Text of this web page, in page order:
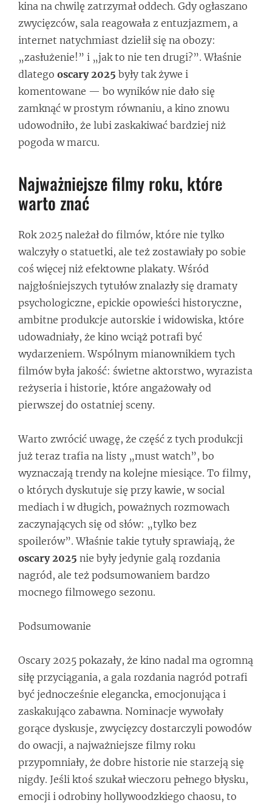
kina na chwilę zatrzymał oddech. Gdy ogłaszano
zwycięzców, sala reagowała z entuzjazmem, a
internet natychmiast dzielił się na obozy:
„zasłużenie!” i „jak to nie ten drugi?”. Właśnie
dlatego oscary 2025 były tak żywe i
komentowane — bo wyników nie dało się
zamknąć w prostym równaniu, a kino znowu
udowodniło, że lubi zaskakiwać bardziej niż
pogoda w marcu.
Najważniejsze filmy roku, które
warto znać
Rok 2025 należał do filmów, które nie tylko
walczyły o statuetki, ale też zostawiały po sobie
coś więcej niż efektowne plakaty. Wśród
najgłośniejszych tytułów znalazły się dramaty
psychologiczne, epickie opowieści historyczne,
ambitne produkcje autorskie i widowiska, które
udowadniały, że kino wciąż potrafi być
wydarzeniem. Wspólnym mianownikiem tych
filmów była jakość: świetne aktorstwo, wyrazista
reżyseria i historie, które angażowały od
pierwszej do ostatniej sceny.
Warto zwrócić uwagę, że część z tych produkcji
już teraz trafia na listy „must watch”, bo
wyznaczają trendy na kolejne miesiące. To filmy,
o których dyskutuje się przy kawie, w social
mediach i w długich, poważnych rozmowach
zaczynających się od słów: „tylko bez
spoilerów”. Właśnie takie tytuły sprawiają, że
oscary 2025 nie były jedynie galą rozdania
nagród, ale też podsumowaniem bardzo
mocnego filmowego sezonu.
Podsumowanie
Oscary 2025 pokazały, że kino nadal ma ogromną
siłę przyciągania, a gala rozdania nagród potrafi
być jednocześnie elegancka, emocjonująca i
zaskakująco zabawna. Nominacje wywołały
gorące dyskusje, zwycięzcy dostarczyli powodów
do owacji, a najważniejsze filmy roku
przypomniały, że dobre historie nie starzeją się
nigdy. Jeśli ktoś szukał wieczoru pełnego błysku,
emocji i odrobiny hollywoodzkiego chaosu, to